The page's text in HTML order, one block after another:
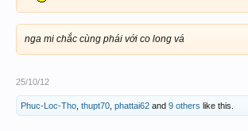
nga mi chắc cùng phái với co long vá
25/10/12
Phuc-Loc-Tho thupt70 phattai62 and 9 others like this.